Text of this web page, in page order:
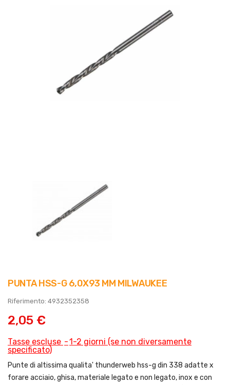
PUNTA HSS-G 6,0X93 MM MILWAUKEE
Riferimento: 4932352358
2,05 €
Tasse escluse
1-2 giorni (se non diversamente
specificato)
Punte di altissima qualita' thunderweb hss-g din 338 adatte x
forare acciaio, ghisa, materiale legato e non legato, inox e con